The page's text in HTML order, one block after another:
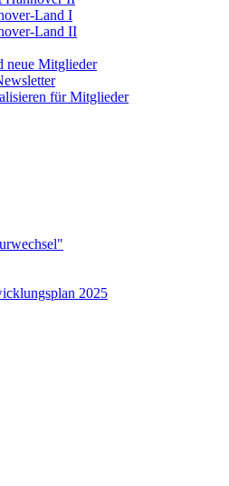
Land I
Land II
neue Mitglieder
für Mitglieder
2025